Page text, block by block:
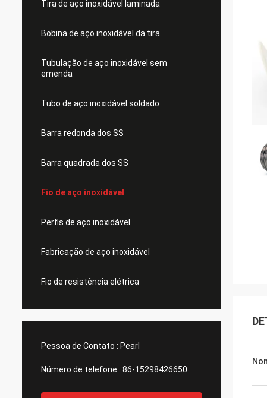
Tira de aço inoxidável laminada
Bobina de aço inoxidável da tira
Tubulação de aço inoxidável sem
emenda
Tubo de aço inoxidável soldado
Barra redonda dos SS
Barra quadrada dos SS
Fio de aço inoxidável
Perfis de aço inoxidável
Fabricação de aço inoxidável
Fio de resistência elétrica
Pessoa de Contato : Pearl
Número de telefone : 86-15298426650